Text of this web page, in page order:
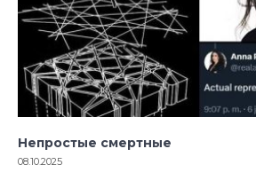
Непростые смертные
08.10.2025